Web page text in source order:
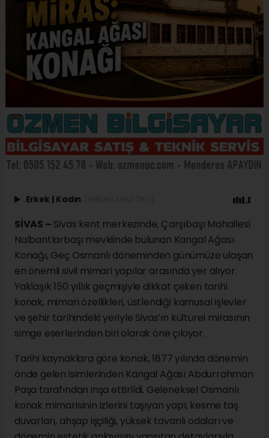
Erkek | Kadın
SİVAS – Sivas kent merkezinde, Çarşıbaşı Mahallesi
Nalbantlarbaşı mevkiinde bulunan Kangal Ağası
Konağı, Geç Osmanlı döneminden günümüze ulaşan
en önemli sivil mimari yapılar arasında yer alıyor.
Yaklaşık 150 yıllık geçmişiyle dikkat çeken tarihi
konak, mimari özellikleri, üstlendiği kamusal işlevler
ve şehir tarihindeki yeriyle Sivas’ın kültürel mirasının
simge eserlerinden biri olarak öne çıkıyor.
Tarihi kaynaklara göre konak, 1877 yılında dönemin
önde gelen isimlerinden Kangal Ağası Abdurrahman
Paşa tarafından inşa ettirildi. Geleneksel Osmanlı
konak mimarisinin izlerini taşıyan yapı; kesme taş
duvarları, ahşap işçiliği, yüksek tavanlı odaları ve